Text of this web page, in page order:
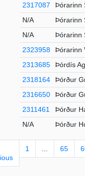
2317087
Þórarinn
N/A
Þórarinn
N/A
Þórarinn
2323958
Þórarinn
2313685
Þórdís
2318164
Þórður
2316650
Þórður
2311461
Þórður
N/A
Þórður
1 65